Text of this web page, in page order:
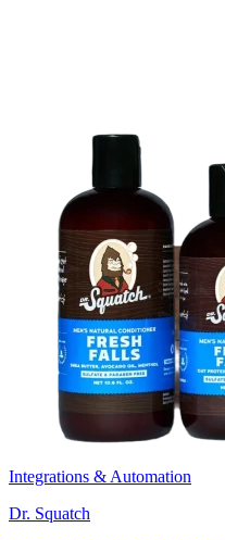
Integrations & Automation
Dr. Squatch